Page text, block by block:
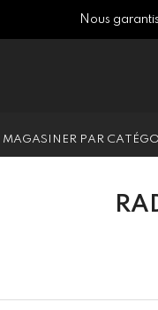
Nous
MAGASINER PAR